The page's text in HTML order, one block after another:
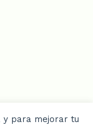
y para mejorar tu